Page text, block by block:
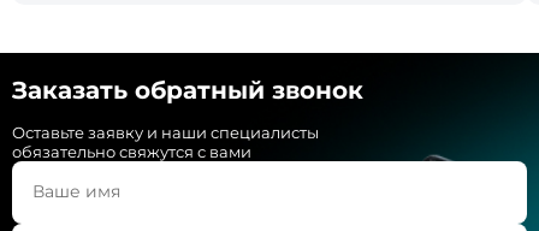
Заказать обратный звонок
Оставьте заявку и наши специалисты
обязательно свяжутся с вами